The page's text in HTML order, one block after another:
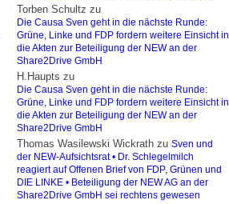
Torben Schultz zu
Die Causa Sven geht in die nächste Runde:
Grüne, Linke und FDP fordern weitere Einsicht in
die Akten zur Beteiligung der NEW an der
Share2Drive GmbH
H.Haupts zu
Die Causa Sven geht in die nächste Runde:
Grüne, Linke und FDP fordern weitere Einsicht in
die Akten zur Beteiligung der NEW an der
Share2Drive GmbH
Thomas Wasilewski Wickrath zu Sven und
der NEW-Aufsichtsrat • Dr. Schlegelmilch
reagiert auf Offenen Brief von FDP, Grünen und
DIE LINKE • Beteiligung der NEW AG an der
Share2Drive GmbH sei rechtens gewesen